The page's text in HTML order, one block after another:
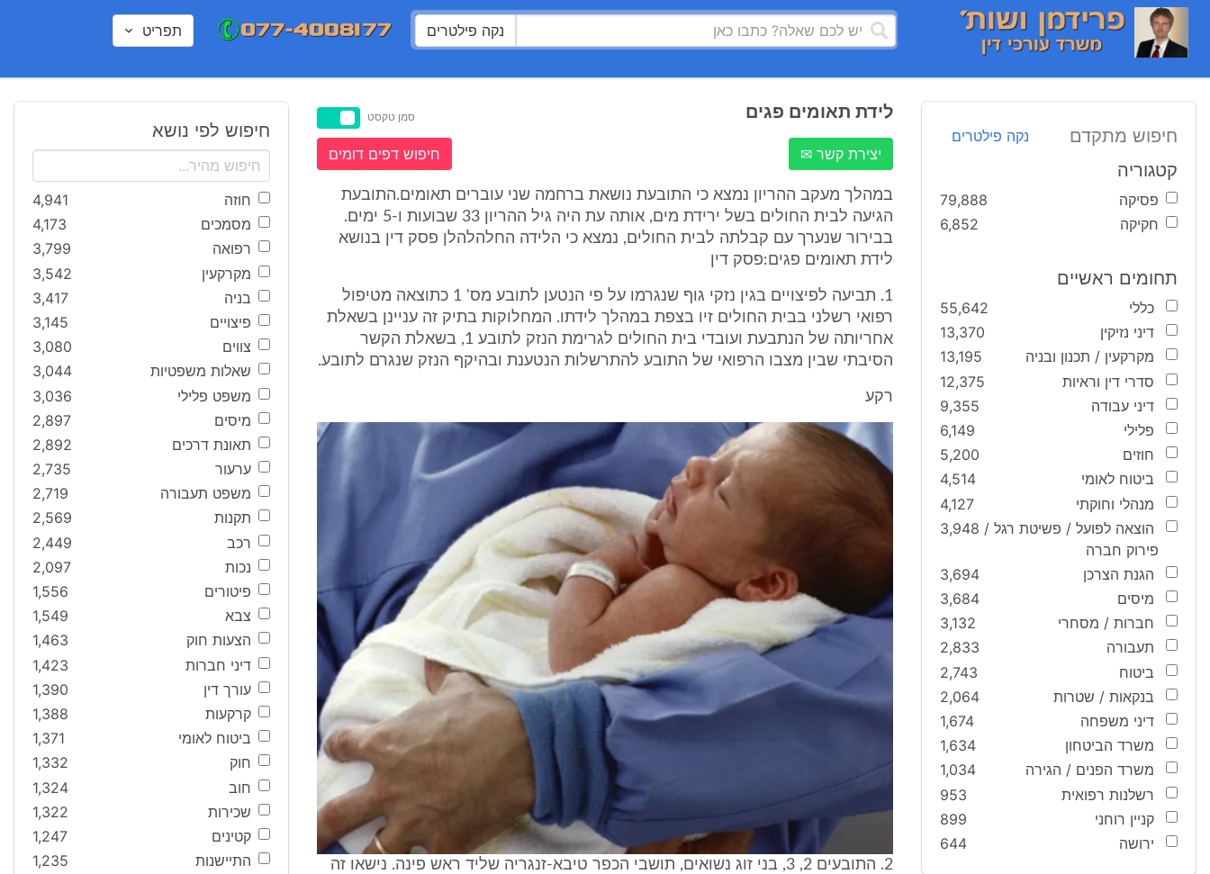
נקה פילטרים תפריט
חיפוש מתקדם נקה פילטרים
קטגוריה
פסיקה
79,888
חקיקה
6,852
תחומים ראשיים
כללי
55,642
דיני נזיקין
13,370
מקרקעין / תכנון ובניה
13,195
סדרי דין וראיות
12,375
דיני עבודה
9,355
פלילי
6,149
חוזים
5,200
ביטוח לאומי
4,514
מנהלי וחוקתי
4,127
הוצאה לפועל / פשיטת רגל /
פירוק חברה
3,948
הגנת הצרכן
3,694
מיסים
3,684
חברות / מסחרי
3,132
תעבורה
2,833
ביטוח
2,743
בנקאות / שטרות
2,064
דיני משפחה
1,674
משרד הביטחון
1,634
משרד הפנים / הגירה
1,034
רשלנות רפואית
953
קניין רוחני
899
ירושה
644
לידת תאומים פגים סמן טקסט
יצירת קשר ✉ חיפוש דפים דומים
במהלך מעקב ההריון נמצא כי התובעת נושאת ברחמה שני עוברים תאומים.התובעת
הגיעה לבית החולים בשל ירידת מים, אותה עת היה גיל ההריון 33 שבועות ו-5 ימים.
בבירור שנערך עם קבלתה לבית החולים, נמצא כי הלידה החלהלהלן פסק דין בנושא
לידת תאומים פגים:פסק דין
1. תביעה לפיצויים בגין נזקי גוף שנגרמו על פי הנטען לתובע מס' 1 כתוצאה מטיפול
רפואי רשלני בבית החולים זיו בצפת במהלך לידתו. המחלוקות בתיק זה עניינן בשאלת
אחריותה של הנתבעת ועובדי בית החולים לגרימת הנזק לתובע 1, בשאלת הקשר
הסיבתי שבין מצבו הרפואי של התובע להתרשלות הנטענת ובהיקף הנזק שנגרם לתובע.
רקע
2. התובעים 2, 3, בני זוג נשואים, תושבי הכפר טיבא-זנגריה שליד ראש פינה. נישאו זה
חיפוש לפי נושא
חוזה
4,941
מסמכים
4,173
רפואה
3,799
מקרקעין
3,542
בניה
3,417
פיצויים
3,145
צווים
3,080
שאלות משפטיות
3,044
משפט פלילי
3,036
מיסים
2,897
תאונת דרכים
2,892
ערעור
2,735
משפט תעבורה
2,719
תקנות
2,569
רכב
2,449
נכות
2,097
פיטורים
1,556
צבא
1,549
הצעות חוק
1,463
דיני חברות
1,423
עורך דין
1,390
קרקעות
1,388
ביטוח לאומי
1,371
חוק
1,332
חוב
1,324
שכירות
1,322
קטינים
1,247
התיישנות
1,235